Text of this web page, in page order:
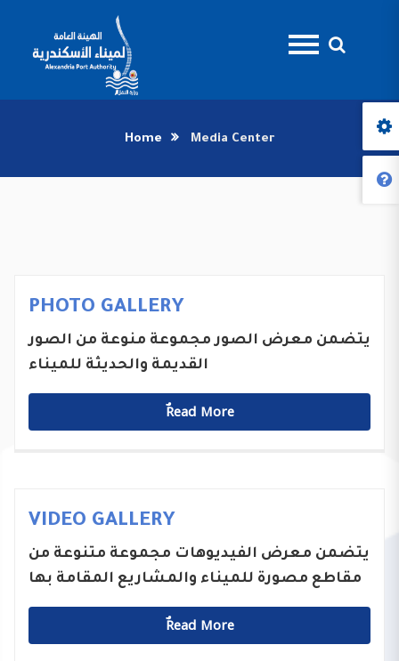
Home Media Center
PHOTO GALLERY
يتضمن معرض الصور مجموعة منوعة من الصور
القديمة والحديثة للميناء
ٌٌRead More
VIDEO GALLERY
يتضمن معرض الفيديوهات مجموعة متنوعة من
مقاطع مصورة للميناء والمشاريع المقامة بها
ٌٌRead More